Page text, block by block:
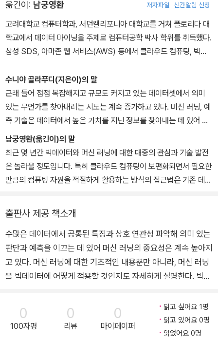
가 있음을 깊이 이해하고 있으며, 이에 대한 투자를 아끼지 않는다.
전 세계의 개발자들도 머신 러닝에 많은 관심과 열정을 갖고 활동하
고 있다. '학습(머신 러닝)'이라는 것은 어찌 보면 빅데이터, 통계학,
때문에 이제 막 시작했다고 봐도 과언이 아닐 것이다. 이 책을 쓴 수닐
라(Sunila)는 불모지였던 이 분야를 위해 많은 일을 해왔다. 그는 머
신 러닝을 잘 발전시키는 것 외에도 대규모 계산 작업, 복잡한 데이터
셋 처리, 빠른 응답 속도 문제 해결에 관련된 최신 기술 개발에 쉼 없
이 책의 가장 큰 목표는 데이터 과학자/데이터 분석가 모두에게 꼭 필
요한 내용을 알기 쉽게 전달하는 것이다. 여기에 맞춰 독자들이 머신
러닝의 기본 개념을 잘 이해하고, 실제 솔루션 개발에서도 선도적 역
에서는 관련 이론들에 대한 상세한 설명도 곁들여 독자의 이해를 돕
고자 했다. 이를 바탕으로 실제 문제와 연계시켜 생각해볼 수 있는 내
용을 소개하고, 가장 적절한 애플리케이션을 적용하는 방안도 함께
알아볼 수 있게 했다. 끝으로 현재 시장에서 가장 인기가 높고 폭넓게
어떻게 창출할 것인지도 함께 생각해볼 수 있게 했다.
로벌 수준의 조직 관리를 성공적으로 수행했을 뿐만 아니라, 자바(Ja
va), 분산 아키텍처, 빅데이터 기술, 고급 분석 기술(Advanced ana
lytics), 머신 러닝, 시맨틱 기술, 데이터 통합 솔루션 기술 등에서도
탁월한 전문성을 보였다. 현재 브로드리지의 글로벌 기술 리더십과
데이터 레이크(data lake)에 관한 공적을 인정받기도 했다. 빠른 속
도로 발전하는 신기술을 글로벌 차원에서 어떤 기술 영역과 관련 있
는지 잘 파악하고 연결하는 탁월한 능력이 있으며, 비즈니스 면에서
도 사안에 대한 실질적인 아키텍처 솔루션을 제시하는 전문성을 발휘
션, 그린플럼(Greenplum)에 관해 『Getting Started with Green
plum for Big Data Analytics』(Packt, 2013)라는 저서를 출간하
기도 했다. 한편 인도의 전통춤에도 관심이 많아서 국내 대회, 국제 대
회에 참가할 수준의 실력도 갖췄으며, 그림 그리기 같은 취미도 갖고
내고 있다.
옮긴이: 남궁영환 저자파일 신간알림 신청
고려대학교 컴퓨터학과, 서던캘리포니아 대학교를 거쳐 플로리다 대
학교에서 데이터 마이닝을 주제로 컴퓨터공학 박사 학위를 취득했다.
삼성 SDS, 아마존 웹 서비스(AWS) 등에서 클라우드 컴퓨팅, 빅데
를 수행하며 고객의 디지털 트랜스포메이션과 혁신을 돕고 있다.
수니야 골라푸디(지은이)의 말
근래 들어 점점 복잡해지고 규모도 커지고 있는 데이터셋에서 의미
있는 무언가를 찾아내려는 시도는 계속 증가하고 있다. 머신 러닝, 예
측 기술은 데이터에서 높은 가치를 지닌 정보를 찾아내는 데 있어 가
장 중요한 기술이 됐다. 머신 러닝은 복잡한 알고리즘을 활용해 이전
까지 축적한 패턴과 데이터셋의 유형을 바탕으로 좀 더 향상된 예측
결과를 만들어낸다. 즉, 머신 러닝 기술은 다양한 통찰력을 데이터 간
의 관계, 공통 패턴, 트렌드 형태로 제공하며, 이는 비즈니스를 만들
이 책을 통해 머신 러닝의 기본 개념을 자세히 학습할 수 있기를 바란
다. 또한 실제 업무에서 경험할 수 있는 문제의 복잡성을 자세히 파악
한 후 정형 데이터, 비정형 데이터를 효과적으로 처리하고 관리할 수
있게 하둡이나 기타 에코시스템 등도 적용해보기 바란다.
남궁영환(옮긴이)의 말
최근 몇 년간 빅데이터와 머신 러닝에 대한 대중의 관심과 기술 발전
은 놀라울 정도입니다. 특히 클라우드 컴퓨팅이 보편화되면서 필요한
만큼의 컴퓨팅 자원을 적절하게 활용하는 방식의 접근법은 기존 데이
분석이나 엄청나게 복잡도가 높은 데이터도 적절한 시간 내에 분석할
수 있게 됐다.
하지만 데이터 분석 분야에서 제한된 환경을 극복하기 위한 끊임없는
노력과 성과는 무엇보다도 중요한 부분이다. (예를 들면 근사화(App
roximation) 기법, 샘플링(Sampling) 기법 등을 통해 분석 정확도
론적 배경을 갖추는 것이 중요한 이유는 이론은 컴퓨팅 자원의 활용
만으로는 해결하기 어려운 사안을 극복할 수 있도록 단초를 제공하기
때문이다. 그래서 기술이 빠르고 다양하게 발전할수록 기본에 충실해
출판사 제공 책소개
수많은 데이터에서 공통된 특징과 상호 연관성 파악해 의미 있는
판단과 예측을 이끄는 데 있어 머신 러닝의 중요성은 계속 높아지
고 있다. 머신 러닝에 대한 기초적인 내용뿐만 아니라, 머신 러닝
을 빅데이터에 어떻게 적용할 것인지도 자세하게 설명한다. 빅데
데이터 관련 도구를 친절하게 소개해, 이것을 빅데이터 환경에서
사용할 수 있게 도와준다. 머신 러닝 관점에서는 지도형 학습 기
법, 비지도형 학습 기법 등 기본적인 내용 외에도 딥러닝, 강화 학
0
100자평
0
리뷰
0
마이페이퍼
읽고 싶어요 1명
읽고 있어요 0명
읽었어요 0명